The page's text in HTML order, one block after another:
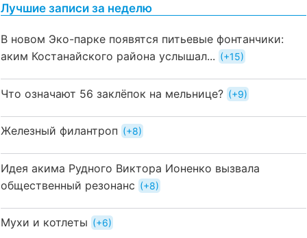
Лучшие записи за неделю
В новом Эко-парке появятся питьевые фонтанчики:
аким Костанайского района услышал...
+15
Что означают 56 заклёпок на мельнице? +9
Железный филантроп +8
Идея акима Рудного Виктора Ионенко вызвала
общественный резонанс
+8
Мухи и котлеты +6